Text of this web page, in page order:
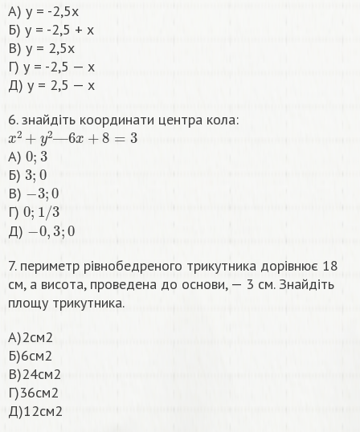
А) у = -2,5х
Б) у = -2,5 + х
В) у = 2,5х
Г) у = -2,5 — х
Д) у = 2,5 — х
6. знайдіть координати центра кола:
x2+y2—6x +8=3
А) 0 3
Б) 3; 0
В) −3;0
Г) 0 1/3
Д) − 0,3;0
7. периметр рівнобедреного трикутника дорівнює 18
см, а висота, проведена до основи, — 3 см. Знайдіть
площу трикутника.
А)2см2
Б)6см2
В)24см2
Г)36см2
Д)12см2